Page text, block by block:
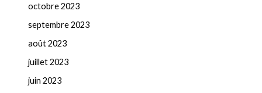
octobre 2023
septembre 2023
août 2023
juillet 2023
juin 2023